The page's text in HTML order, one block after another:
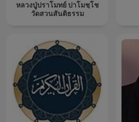
หลวงปู่ปราโมทย์ ปาโมชฺโช
วัดสวนสันติธรรม